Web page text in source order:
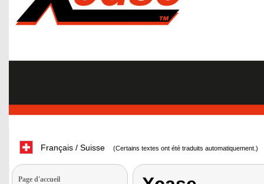
Français / Suisse (Certains textes ont été traduits automatiquement.)
Page d'accueil